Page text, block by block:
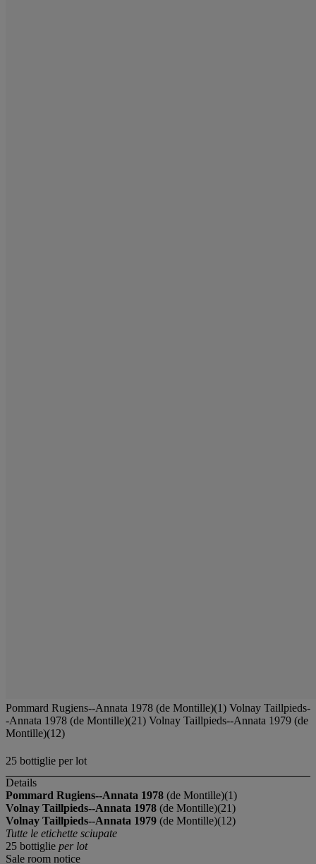
Pommard Rugiens--Annata 1978 (de Montille)(1) Volnay Taillpieds-
-Annata 1978 (de Montille)(21) Volnay Taillpieds--Annata 1979 (de
Montille)(12)
25 bottiglie per lot
Details
Pommard Rugiens--Annata 1978 (de Montille)(1)
Volnay Taillpieds--Annata 1978 (de Montille)(21)
Volnay Taillpieds--Annata 1979 (de Montille)(12)
Tutte le etichette sciupate
25 bottiglie per lot
Sale room notice